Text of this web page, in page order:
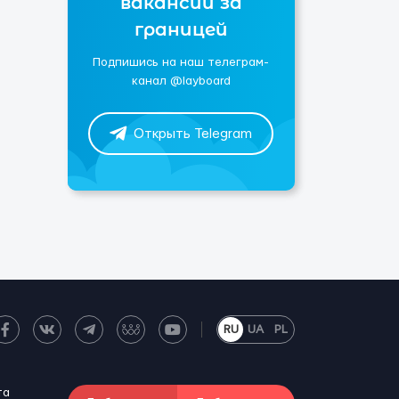
границей
Подпишись на наш телеграм-
канал @layboard
Открыть Telegram
RU UA PL